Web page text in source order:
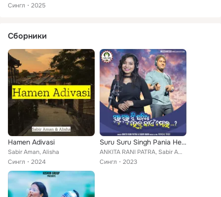
Сингл
2025
Сборники
Hamen Adivasi
Sabir Aman, Alisha
Сингл
2024
Suru Suru Singh Pania Hebu Kain Mor
ANKITA RANI PATRA, Sabir Aman
Сингл
2023